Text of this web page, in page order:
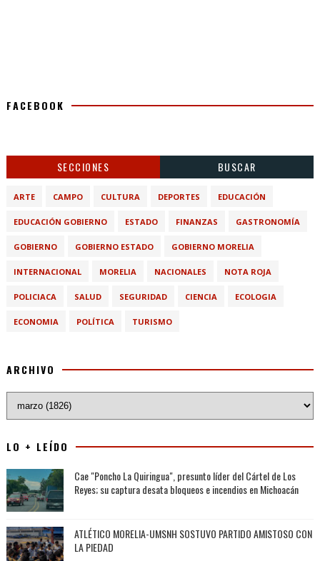
FACEBOOK
SECCIONES BUSCAR
ARTE CAMPO CULTURA DEPORTES EDUCACIÓN
EDUCACIÓN GOBIERNO ESTADO FINANZAS GASTRONOMÍA
GOBIERNO GOBIERNO ESTADO GOBIERNO MORELIA
INTERNACIONAL MORELIA NACIONALES NOTA ROJA
POLICIACA SALUD SEGURIDAD CIENCIA ECOLOGIA
ECONOMIA POLÍTICA TURISMO
ARCHIVO
LO + LEÍDO
Cae "Poncho La Quiringua", presunto líder del Cártel de Los
Reyes; su captura desata bloqueos e incendios en Michoacán
ATLÉTICO MORELIA-UMSNH SOSTUVO PARTIDO AMISTOSO CON
LA PIEDAD